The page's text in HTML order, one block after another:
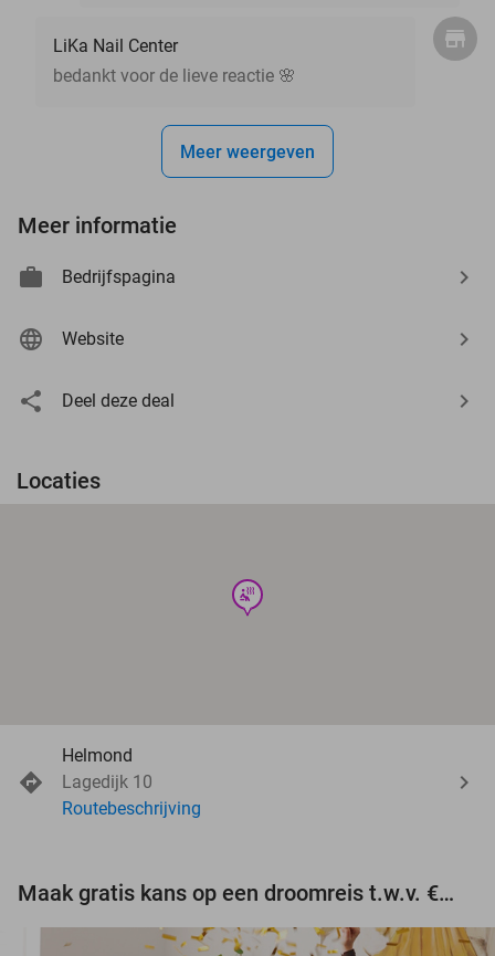
LiKa Nail Center
bedankt voor de lieve reactie 🌸
Meer weergeven
Meer informatie
Bedrijfspagina
Website
Deel deze deal
Locaties
wellness
Helmond
Lagedijk 10
Routebeschrijving
Maak gratis kans op een droomreis t.w.v. €3.000!